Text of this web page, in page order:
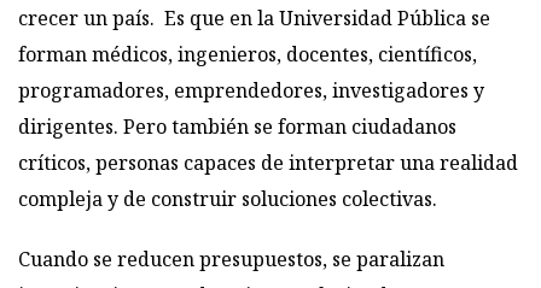
crecer un país. Es que en la Universidad Pública se
forman médicos, ingenieros, docentes, científicos,
programadores, emprendedores, investigadores y
dirigentes. Pero también se forman ciudadanos
críticos, personas capaces de interpretar una realidad
compleja y de construir soluciones colectivas.
Cuando se reducen presupuestos, se paralizan